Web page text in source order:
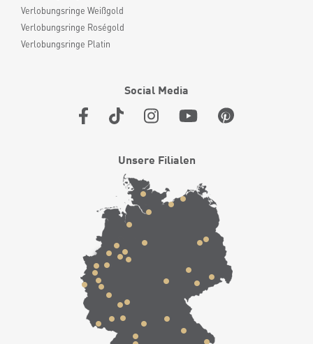
Verlobungsringe Weißgold
Verlobungsringe Roségold
Verlobungsringe Platin
Social Media
Unsere Filialen